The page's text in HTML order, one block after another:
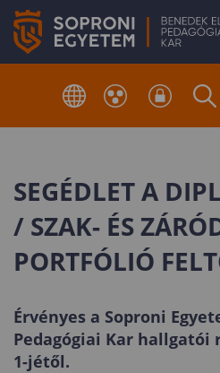
SEGÉDLET A
/ SZAK- ÉS
PORTFÓLIÓ
Érvényes a Soproni
Pedagógiai Kar hallgatói
1-jétől.